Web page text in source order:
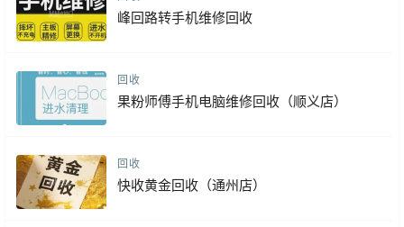
峰回路转手机维修回收
回收
果粉师傅手机电脑维修回收（顺义店）
回收
快收黄金回收（通州店）